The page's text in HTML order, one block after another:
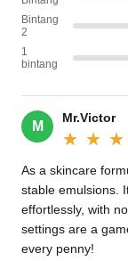
Bintang
2
1
bintang
M
Mr.Victor
As a skincare
stable emulsions.
effortlessly, with
settings are a
every penny!